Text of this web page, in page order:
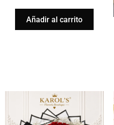
Añadir al carrito